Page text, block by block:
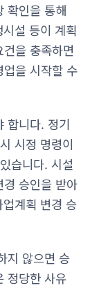
확인을 통해
설 등이 계획
을 충족하면
을 시작할 수
합니다. 정기
시정 명령이
습니다. 시설
승인을 받아
계획 변경 승
지 않으면 승
정당한 사유